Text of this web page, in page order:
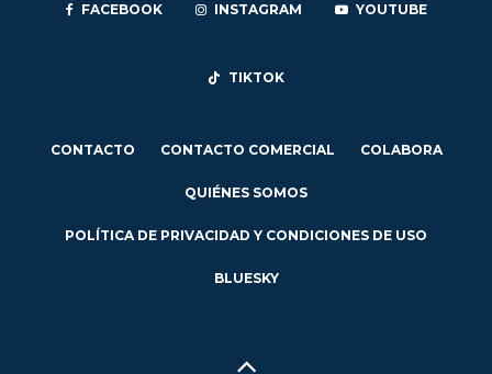
FACEBOOK INSTAGRAM YOUTUBE
TIKTOK
CONTACTO CONTACTO COMERCIAL COLABORA
QUIÉNES SOMOS
POLÍTICA DE PRIVACIDAD Y CONDICIONES DE USO
BLUESKY